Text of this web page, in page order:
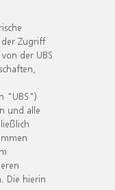
Zugriff
der UBS
"UBS")
und alle
Die hierin